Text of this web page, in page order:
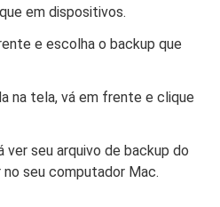
em dispositivos.
e escolha o backup que
na tela, vá em frente e clique
ver seu arquivo de backup do
seu computador Mac.